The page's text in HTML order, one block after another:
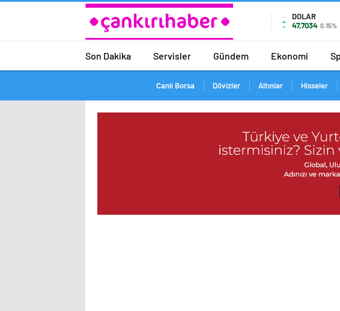
DOLAR
47,7034 0.15%
Son Dakika Servisler Gündem Ekonomi
Canlı Borsa Dövizler Altınlar Hisseler